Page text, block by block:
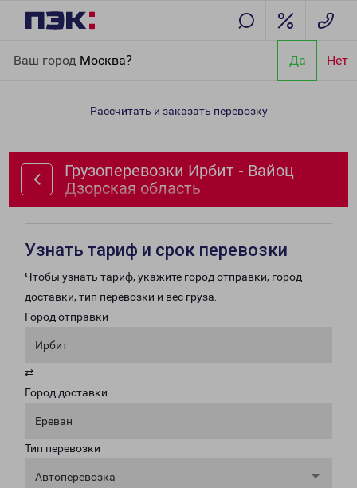
Ваш город Москва? Да Нет
Дзорская область
Рассчитать и заказать перевозку
Грузоперевозки Ирбит - Вайоц
Дзорская область
Узнать тариф и срок перевозки
Чтобы узнать тариф, укажите город отправки, город
доставки, тип перевозки и вес груза.
Город отправки
Ирбит
⇄
Город доставки
Ереван
Тип перевозки
Автоперевозка